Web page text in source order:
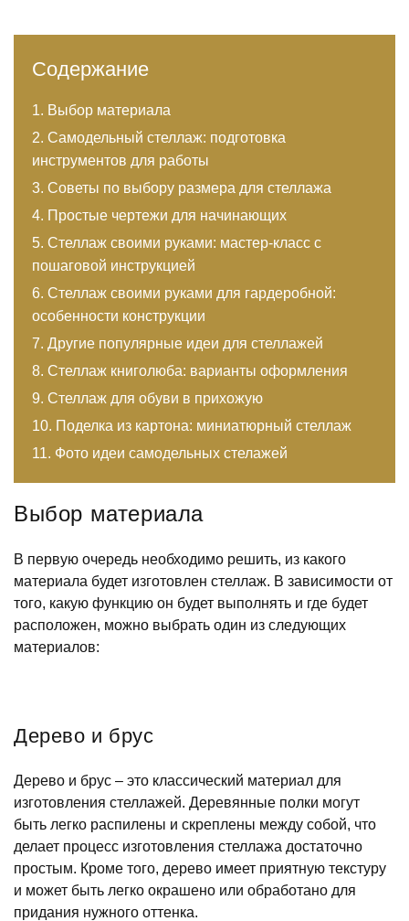
Содержание
Выбор материала
Самодельный стеллаж: подготовка
инструментов для работы
Советы по выбору размера для стеллажа
Простые чертежи для начинающих
Стеллаж своими руками: мастер-класс с
пошаговой инструкцией
Стеллаж своими руками для гардеробной:
особенности конструкции
Другие популярные идеи для стеллажей
Стеллаж книголюба: варианты оформления
Стеллаж для обуви в прихожую
Поделка из картона: миниатюрный стеллаж
Фото идеи самодельных стелажей
Выбор материала
В первую очередь необходимо решить, из какого
материала будет изготовлен стеллаж. В зависимости от
того, какую функцию он будет выполнять и где будет
расположен, можно выбрать один из следующих
материалов:
Дерево и брус
Дерево и брус – это классический материал для
изготовления стеллажей. Деревянные полки могут
быть легко распилены и скреплены между собой, что
делает процесс изготовления стеллажа достаточно
простым. Кроме того, дерево имеет приятную текстуру
и может быть легко окрашено или обработано для
придания нужного оттенка.